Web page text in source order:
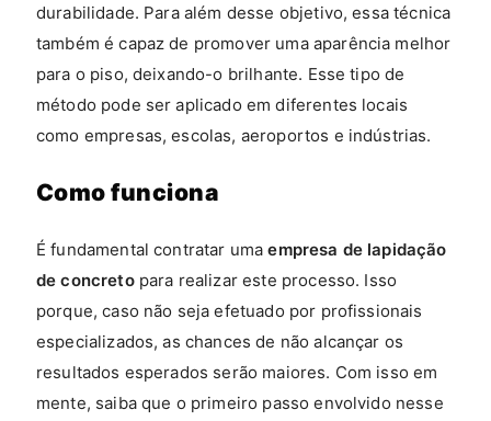
durabilidade. Para além desse objetivo, essa técnica
também é capaz de promover uma aparência melhor
para o piso, deixando-o brilhante. Esse tipo de
método pode ser aplicado em diferentes locais
como empresas, escolas, aeroportos e indústrias.
Como funciona
É fundamental contratar umaempresa de lapidação
de concretopara realizar este processo. Isso
porque, caso não seja efetuado por profissionais
especializados, as chances de não alcançar os
resultados esperados serão maiores. Com isso em
mente, saiba que o primeiro passo envolvido nesse